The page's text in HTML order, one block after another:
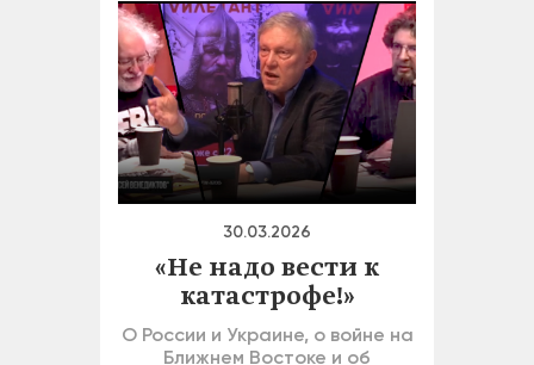
30.03.2026
«Не надо вести к
катастрофе!»
О России и Украине, о войне на
Ближнем Востоке и об